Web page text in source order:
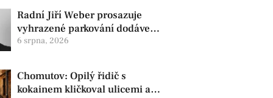
Radní Jiří Weber prosazuje
vyhrazené parkování dodávek
v Chomutově
6 srpna, 2026
Chomutov: Opilý řidič s
kokainem kličkoval ulicemi a